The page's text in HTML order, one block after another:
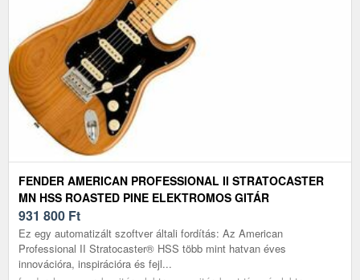
FENDER AMERICAN PROFESSIONAL II STRATOCASTER
MN HSS ROASTED PINE ELEKTROMOS GITÁR
931 800 Ft
Ez egy automatizált szoftver általi fordítás: Az American
Professional II Stratocaster® HSS több mint hatvan éves
innovációra, inspirációra és fejl...